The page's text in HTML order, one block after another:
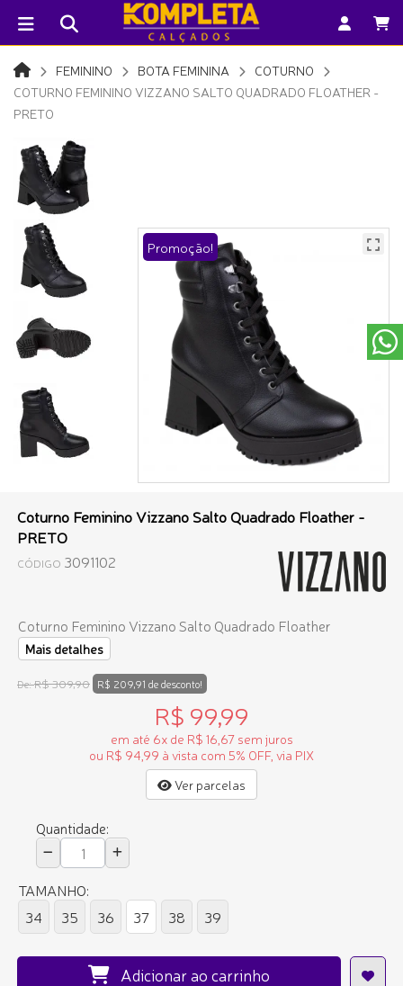
FEMININO BOTA FEMININA
COTURNO
COTURNO FEMININO VIZZANO SALTO QUADRADO FLOATHER -
PRETO
Promoção!
Coturno Feminino Vizzano Salto Quadrado Floather -
PRETO
CÓDIGO 3091102
Coturno Feminino Vizzano Salto Quadrado Floather
Mais detalhes
De:R$ 309,90 R$ 209,91 de desconto!
R$ 99,99
em até 6x de R$ 16,67 sem juros
ou R$ 94,99 à vista com 5% OFF, via PIX
Ver parcelas
Quantidade:
TAMANHO:
34
35 36 37 38 39
Adicionar ao carrinho